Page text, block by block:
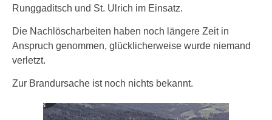
Runggaditsch und St. Ulrich im Einsatz.
Die Nachlöscharbeiten haben noch längere Zeit in
Anspruch genommen, glücklicherweise wurde niemand
verletzt.
Zur Brandursache ist noch nichts bekannt.